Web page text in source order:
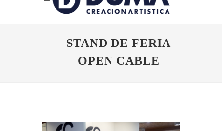
STAND DE FERIA
OPEN CABLE